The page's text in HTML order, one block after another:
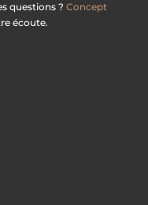
questions ?Concept
écoute.